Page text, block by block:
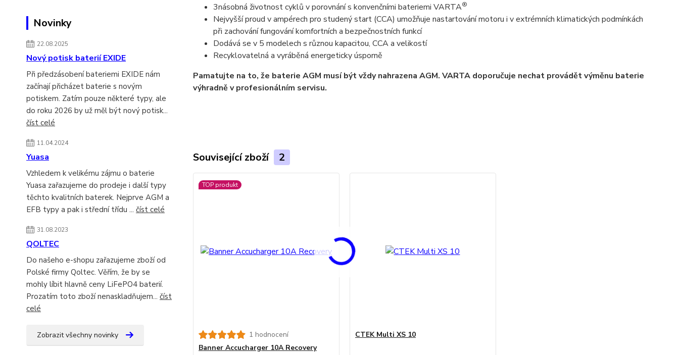
Novinky
22.08.2025
Nový potisk baterií EXIDE
Při předzásobení bateriemi EXIDE nám
začínají přicházet baterie s novým
potiskem. Zatím pouze některé typy, ale
do roku 2026 by už měl být nový potisk...
číst celé
11.04.2024
Yuasa
Vzhledem k velikému zájmu o baterie
Yuasa zařazujeme do prodeje i další typy
těchto kvalitních baterek. Nejprve AGM a
EFB typy a pak i střední třídu ... číst celé
31.08.2023
QOLTEC
Do našeho e-shopu zařazujeme zboží od
Polské firmy Qoltec. Věřím, že by se
mohly líbit hlavně ceny LiFePO4 baterií.
Prozatím toto zboží nenaskladňujem... číst
celé
Zobrazit všechny novinky
3násobná životnost cyklů v porovnání s konvenčními bateriemi VARTA®
Nejvyšší proud v ampérech pro studený start (CCA) umožňuje nastartování motoru i v extrémních klimatických podmínkách
při zachování fungování komfortních a bezpečnostních funkcí
Dodává se v 5 modelech s různou kapacitou, CCA a velikostí
Recyklovatelná a vyráběná energeticky úsporně
Pamatujte na to, že baterie AGM musí být vždy nahrazena AGM. VARTA doporučuje nechat provádět výměnu baterie
výhradně v profesionálním servisu.
Související zboží 2
TOP produkt
1 hodnocení
Banner Accucharger 10A Recovery
CTEK Multi XS 10